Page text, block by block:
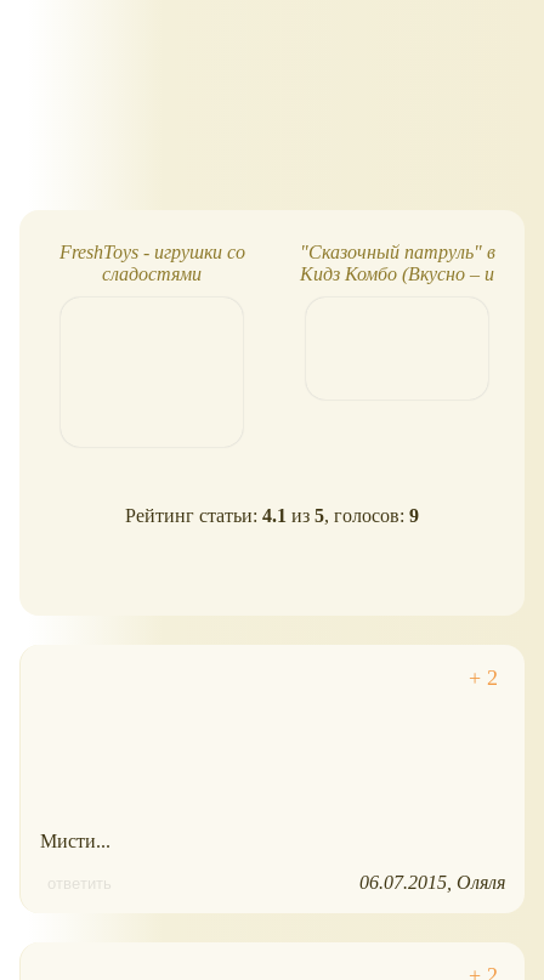
FreshToys - игрушки со
сладостями
"Сказочный патруль" в
Кидз Комбо (Вкусно – и
Рейтинг статьи: 4.1 из 5, голосов: 9
Мисти...
ответить 06.07.2015 Оляля